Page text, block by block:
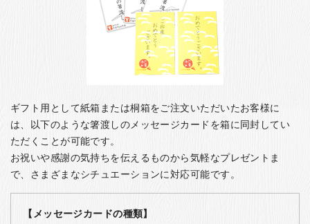
ギフト用として紙箱または桐箱をご注文いただいたお客様に
は、以下のような箸渡しのメッセージカードを箱に同封してい
ただくことが可能です。
お祝いや感謝の気持ちを伝えるものから気軽なプレゼントま
で、さまざまなシチュエーションに対応可能です。
【メッセージカードの種類】